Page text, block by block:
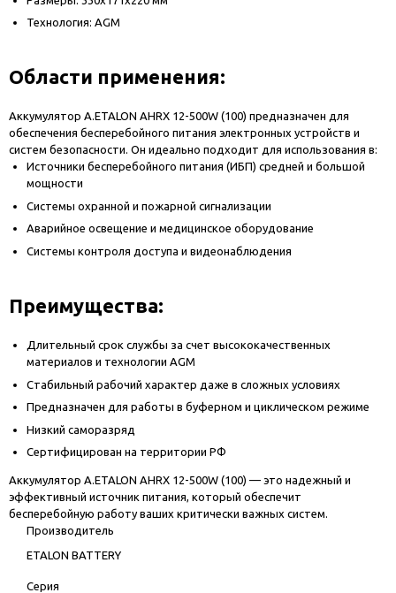
Технология: AGM
Области применения:
Аккумулятор A.ETALON AHRX 12-500W (100) предназначен для
обеспечения бесперебойного питания электронных устройств и
систем безопасности. Он идеально подходит для использования в:
Источники бесперебойного питания (ИБП) средней и большой
мощности
Системы охранной и пожарной сигнализации
Аварийное освещение и медицинское оборудование
Системы контроля доступа и видеонаблюдения
Преимущества:
Длительный срок службы за счет высококачественных
материалов и технологии AGM
Стабильный рабочий характер даже в сложных условиях
Предназначен для работы в буферном и циклическом режиме
Низкий саморазряд
Сертифицирован на территории РФ
Аккумулятор A.ETALON AHRX 12-500W (100) — это надежный и
эффективный источник питания, который обеспечит
бесперебойную работу ваших критически важных систем.
Производитель
ETALON BATTERY
Серия